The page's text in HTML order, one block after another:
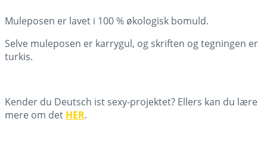
Muleposen er lavet i 100 % økologisk bomuld.
Selve muleposen er karrygul, og skriften og tegningen er
turkis.
Kender du Deutsch ist sexy-projektet? Ellers kan du lære
mere om det HER.